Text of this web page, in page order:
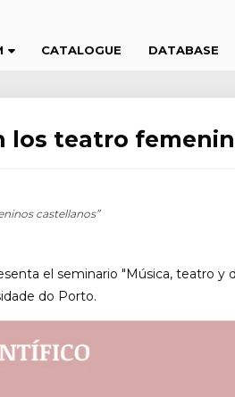
CATALOGUE DATABASE
los teatro
castellanos”
el seminario "Música, teatro y
do Porto.